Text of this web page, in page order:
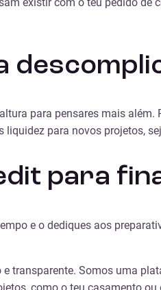
para pensares mais
para novos projetos,
para
e o dediques aos
transparente. Somos uma
como o teu casamento